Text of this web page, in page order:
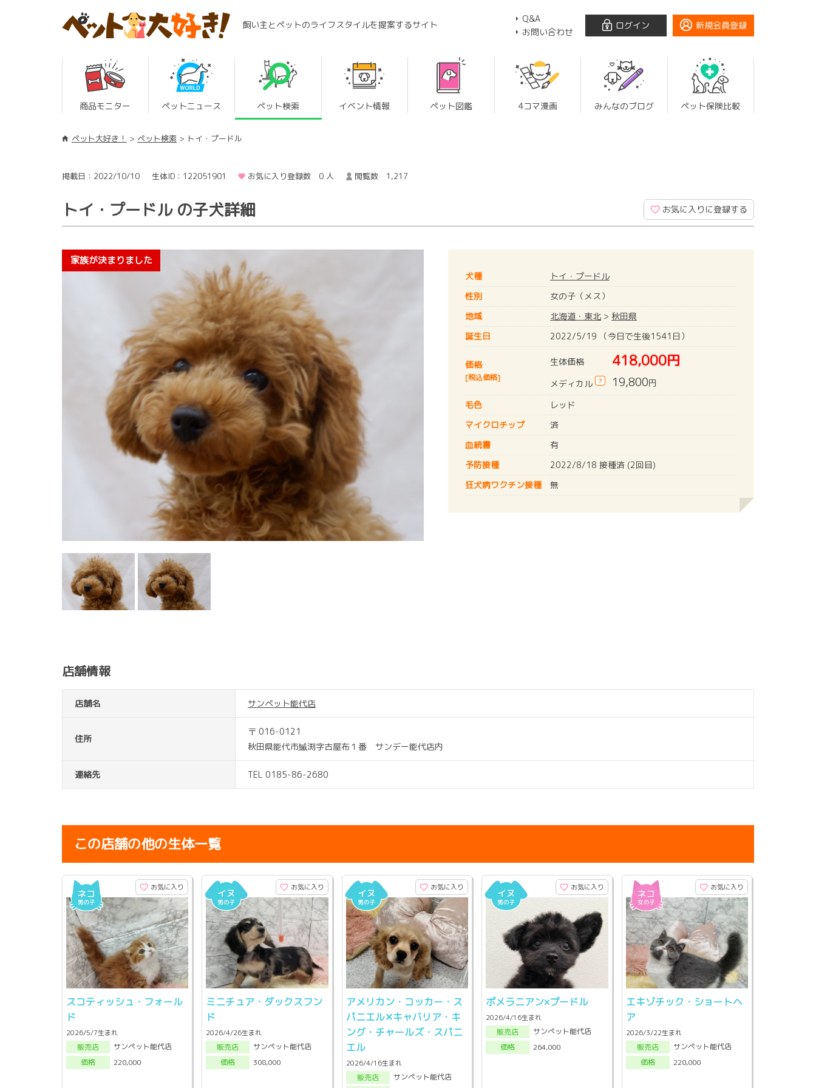
飼い主とペットのライフスタイルを提案するサイト
Q&A
お問い合わせ
ログイン 新規会員登録
商品モニター ペットニュース ペット検索 イベント情報 ペット図鑑 4コマ漫画 みんなのブログ ペット保険比較
ペット大好き！ ペット検索 トイ・プードル
掲載日：2022/10/10 生体ID：122051901 お気に入り登録数 0 人 閲覧数 1,217
トイ・プードル の子犬詳細 お気に入りに登録する
犬種
トイ・プードル
性別
女の子（メス）
地域
北海道・東北 > 秋田県
誕生日
2022/5/19 （今日で生後1541日）
価格
[税込価格]
生体価格 418,000円
メディカル ? 19,800円
毛色
レッド
マイクロチップ
済
血統書
有
予防接種
2022/8/18 接種済 (2回目)
狂犬病ワクチン接種 無
店舗情報
店舗名 サンペット能代店
住所
〒 016-0121
秋田県能代市鰄渕字古屋布１番 サンデー能代店内
連絡先 TEL 0185-86-2680
この店舗の他の生体一覧
お気に入り
スコティッシュ・フォール
ド
2026/5/7生まれ
販売店
サンペット能代店
価格
220,000
お気に入り
ミニチュア・ダックスフン
ド
2026/4/26生まれ
販売店
サンペット能代店
価格
308,000
お気に入り
アメリカン・コッカー・ス
パニエル✕キャバリア・キ
ング・チャールズ・スパニ
エル
2026/4/16生まれ
販売店
サンペット能代店
お気に入り
ポメラニアン×プードル
2026/4/16生まれ
販売店
サンペット能代店
価格
264,000
お気に入り
エキゾチック・ショートヘ
ア
2026/3/22生まれ
販売店
サンペット能代店
価格
220,000